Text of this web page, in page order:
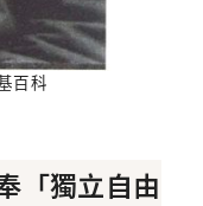
百科
「獨立自由